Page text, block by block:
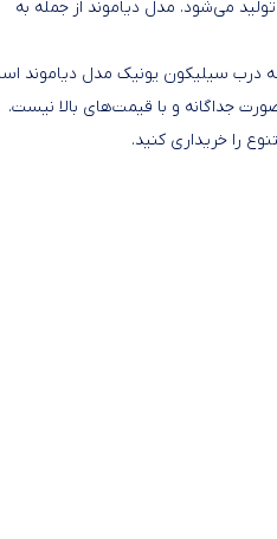
تولید می‌شود. مدل دیاموند از جمله به
جداگانه و با قیمت‌های بالا نیست.
را خریداری کنید.